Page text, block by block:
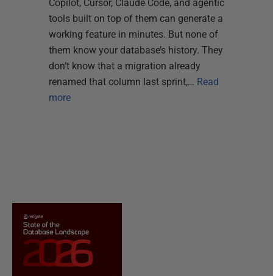
Copilot, Cursor, Claude Code, and agentic
tools built on top of them can generate a
working feature in minutes. But none of
them know your database’s history. They
don’t know that a migration already
renamed that column last sprint,… Read
more